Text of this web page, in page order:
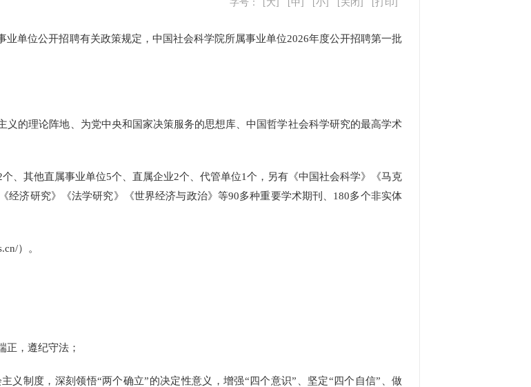
字号： [大] [中] [小] [关闭] [打印]
单位公开招聘有关政策规定，中国社会科学院所属事业单位2026年度公开招聘第一批
的理论阵地、为党中央和国家决策服务的思想库、中国哲学社会科学研究的最高学术
其他直属事业单位5个、直属企业2个、代管单位1个，另有《中国社会科学》《马克
经济研究》《法学研究》《世界经济与政治》等90多种重要学术期刊、180多个非实体
）。
，遵纪守法；
制度，深刻领悟“两个确立”的决定性意义，增强“四个意识”、坚定“四个自信”、做